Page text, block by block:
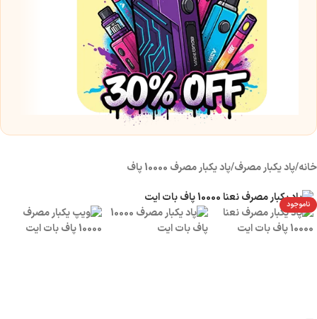
خانه/پاد یکبار مصرف/پاد یکبار مصرف 10000 پاف
ناموجود